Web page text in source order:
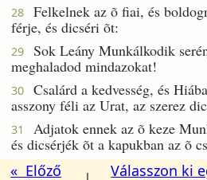
28
Felkelnek az õ fiai, és
férje, és dicséri õt:
29
Sok Leány Munkálkodik
meghaladod mindazokat!
30
Csalárd a kedvesség, és
asszony féli az Urat, az szerez
31
Adjatok ennek az õ keze
és dicsérjék õt a kapukban az õ
« Előző
Válasszon ki